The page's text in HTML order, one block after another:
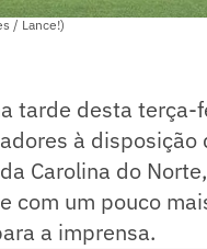
/ Lance!)
tarde desta terça-
à disposição
Carolina do
com um pouco
a imprensa.